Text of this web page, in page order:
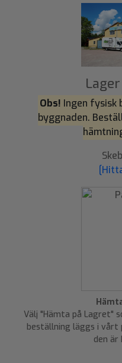
Obs! Ingen fysisk
byggnaden.
Välj "Hämta på Lagret"
beställning läggs i
den är